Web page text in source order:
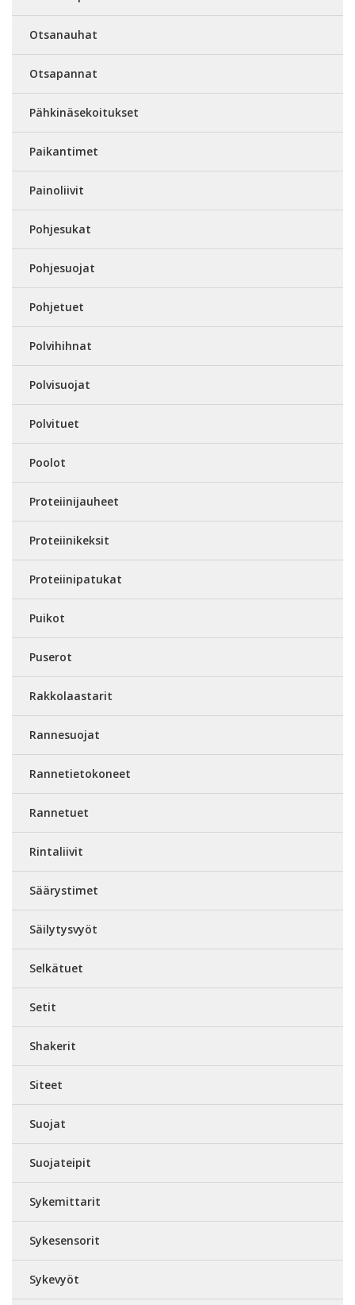
Otsanauhat
Otsapannat
Pähkinäsekoitukset
Paikantimet
Painoliivit
Pohjesukat
Pohjesuojat
Pohjetuet
Polvihihnat
Polvisuojat
Polvituet
Poolot
Proteiinijauheet
Proteiinikeksit
Proteiinipatukat
Puikot
Puserot
Rakkolaastarit
Rannesuojat
Rannetietokoneet
Rannetuet
Rintaliivit
Säärystimet
Säilytysvyöt
Selkätuet
Setit
Shakerit
Siteet
Suojat
Suojateipit
Sykemittarit
Sykesensorit
Sykevyöt